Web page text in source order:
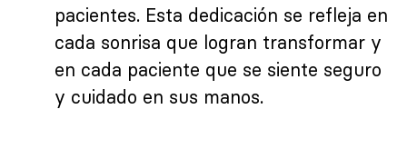
pacientes. Esta dedicación se refleja en
cada sonrisa que logran transformar y
en cada paciente que se siente seguro
y cuidado en sus manos.